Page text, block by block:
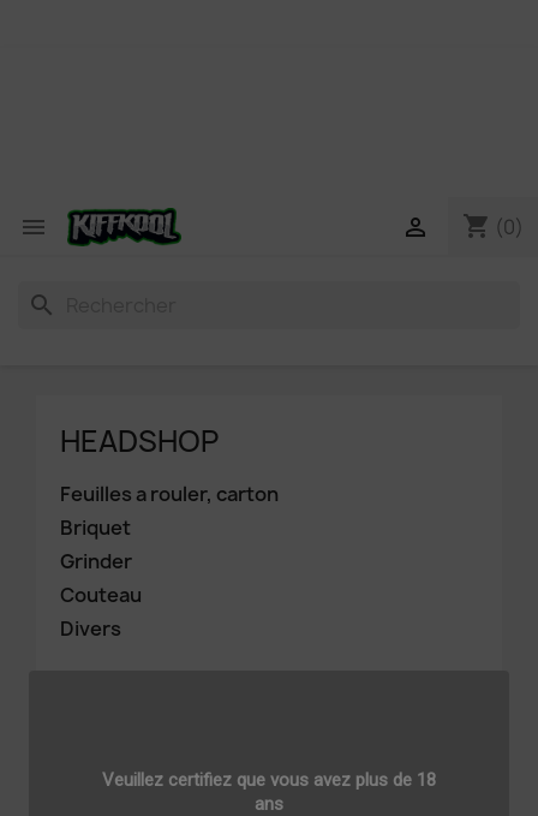
Veuillez certifiez que vous avez plus de 18
ans
 shopping_cart (0)

search
HEADSHOP
Feuilles a rouler, carton
Briquet
Grinder
Couteau
Divers
HEADSHOP